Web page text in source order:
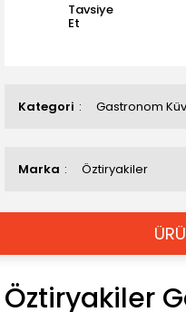
Kategori Gastronom
Marka Öztiryakiler
Tavsiye
Et
Öztiryakiler